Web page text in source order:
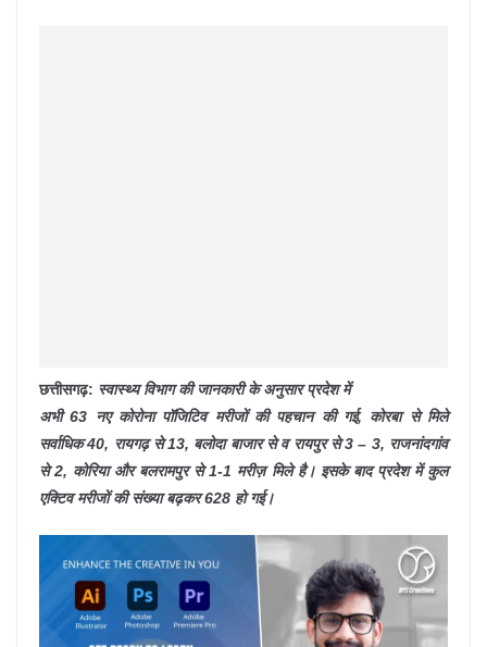
छत्तीसगढ़: स्वास्थ्य विभाग की जानकारी के अनुसार प्रदेश में
अभी 63 नए कोरोना पॉजिटिव मरीजों की पहचान की गई, कोरबा से मिले
सर्वाधिक 40, रायगढ़ से 13, बलोदा बाजार से व रायपुर से 3 – 3, राजनांदगांव
से 2, कोरिया और बलरामपुर से 1-1 मरीज़ मिले है। इसके बाद प्रदेश में कुल
एक्टिव मरीजों की संख्या बढ़कर 628 हो गई।